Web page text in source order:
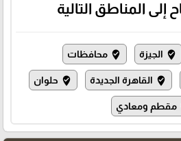
إلى المناطق التالية
where_to_vote الجيزة where_to_vote محافظات
where_to_vote القاهرة الجديدة where_to_vote حلوان
مقطم ومعادي